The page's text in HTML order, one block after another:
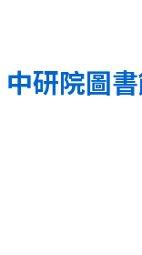
中研院圖